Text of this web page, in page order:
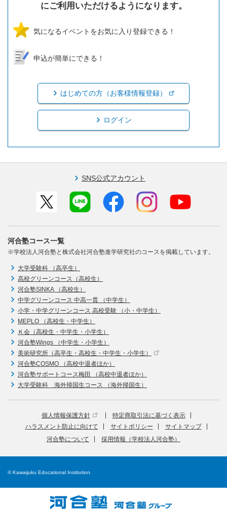
にご利用いただけるようになります。
気になるイベントをお気に入り登録できる！
申込が簡単にできる！
はじめての方（お客様情報登録）
ログイン
SNS公式アカウント
河合塾コース一覧
※学校法人河合塾と株式会社河合塾進学研究社のコースを掲載しています。
大学受験科 （高卒生）
高校グリーンコース（高校生）
河合塾SINKA （高校生）
中学グリーンコース 中高一貫 （中学生）
小学・中学グリーンコース 高校受験 （小・中学生）
MEPLO （高校生・中学生）
Ｋ会（高校生・中学生・小学生）
河合塾Wings （中学生・小学生）
美術研究所（高卒生・高校生・中学生・小学生）
河合塾COSMO （高校中退者ほか）
河合塾サポートコース梅田 （高校中退者ほか）
大学受験科 海外帰国生コース （海外帰国生）
個人情報保護方針
特定商取引法に基づく表示
ハラスメント防止に向けて
サイトポリシー
サイトマップ
河合塾について
採用情報（学校法人河合塾）
© Kawaijuku Educational Institution.